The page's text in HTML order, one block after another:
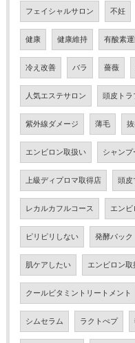
フェイシャルサロン 不妊
健康 健康維持 有酸素
冷え改善 バラ 薔薇
人気エステサロン 頭皮トラ
紫外線ダメージ 薄毛
エンビロン取扱い シャンプ
上級ディプロマ取得店 頭皮
レカルカフルコース エンビ
ピリピリしない 発酵パック
肌ケアしたい エンビロン取
クールビタミントリートメント
シムセラム ラクトぺプ